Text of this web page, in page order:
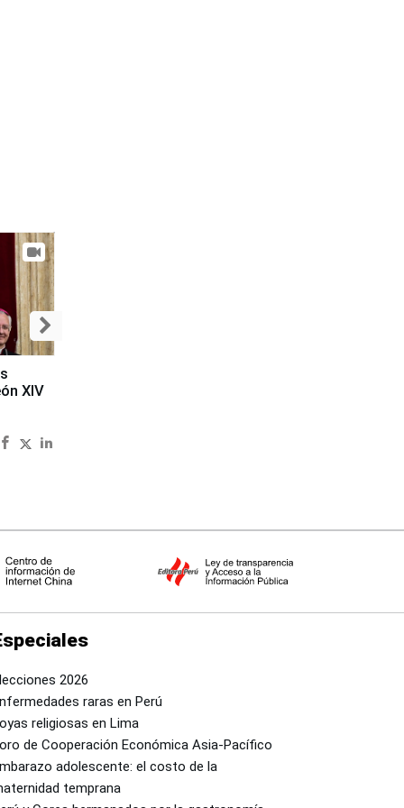
XIV
2026
raras en Perú
religiosas en Lima
de Cooperación Económica Asia-Pacífico
adolescente: el costo de la
temprana